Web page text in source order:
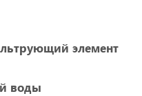
элемент
воды